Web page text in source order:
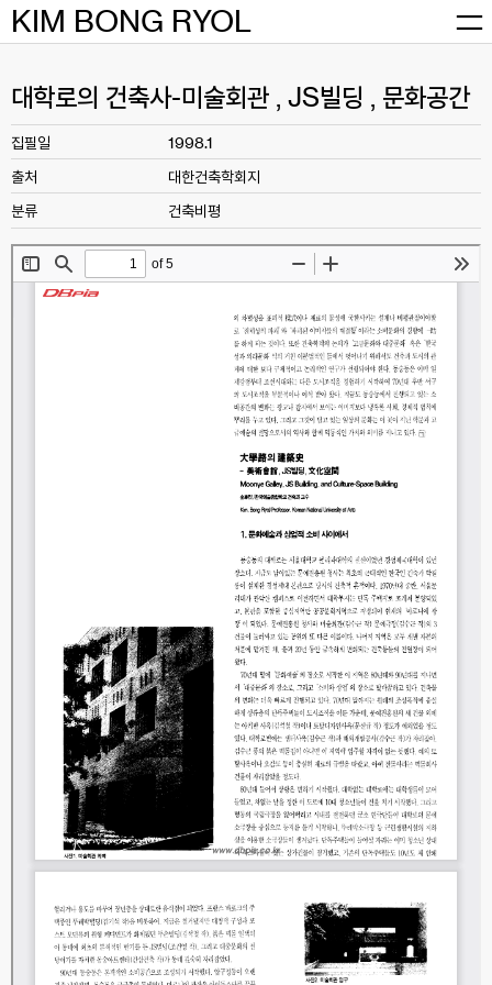
SkipKIM BONG RYOL
대학로의 건축사-미술회관 , JS빌딩 , 문화공간
집필일
1998.1
출처
대한건축학회지
분류
건축비평